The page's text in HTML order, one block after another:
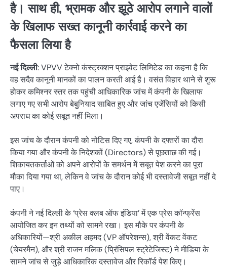
है। साथ ही, भ्रामक और झूठे आरोप लगाने वालों
के खिलाफ सख्त कानूनी कार्रवाई करने का
फैसला लिया है
नई दिल्ली: VPVV टेक्नो कंस्ट्रक्शन प्राइवेट लिमिटेड का कहना है कि
वह सदैव कानूनी मानकों का पालन करती आई है। वसंत विहार थाने से शुरू
होकर कमिश्नर स्तर तक पहुंची आधिकारिक जांच में कंपनी के खिलाफ
लगाए गए सभी आरोप बेबुनियाद साबित हुए और जांच एजेंसियों को किसी
अपराध का कोई सबूत नहीं मिला।
इस जांच के दौरान कंपनी को नोटिस दिए गए, कंपनी के दफ्तरों का दौरा
किया गया और कंपनी के निदेशकों (Directors) से पूछताछ की गई।
शिकायतकर्ताओं को अपने आरोपों के समर्थन में सबूत पेश करने का पूरा
मौका दिया गया था, लेकिन वे जांच के दौरान कोई भी दस्तावेजी सबूत नहीं दे
पाए।
कंपनी ने नई दिल्ली के ‘प्रेस क्लब ऑफ इंडिया’ में एक प्रेस कॉन्फ्रेंस
आयोजित कर इन तथ्यों को सामने रखा। इस मौके पर कंपनी के
अधिकारियों—श्री अकील अहमद (VP ऑपरेशन्स), श्री वेंकट वेंकट
(चेयरमैन), और श्री राजन मलिक (प्रिंसिपल स्ट्रेटेजिस्ट) ने मीडिया के
सामने जांच से जुड़े आधिकारिक दस्तावेज और रिकॉर्ड पेश किए।